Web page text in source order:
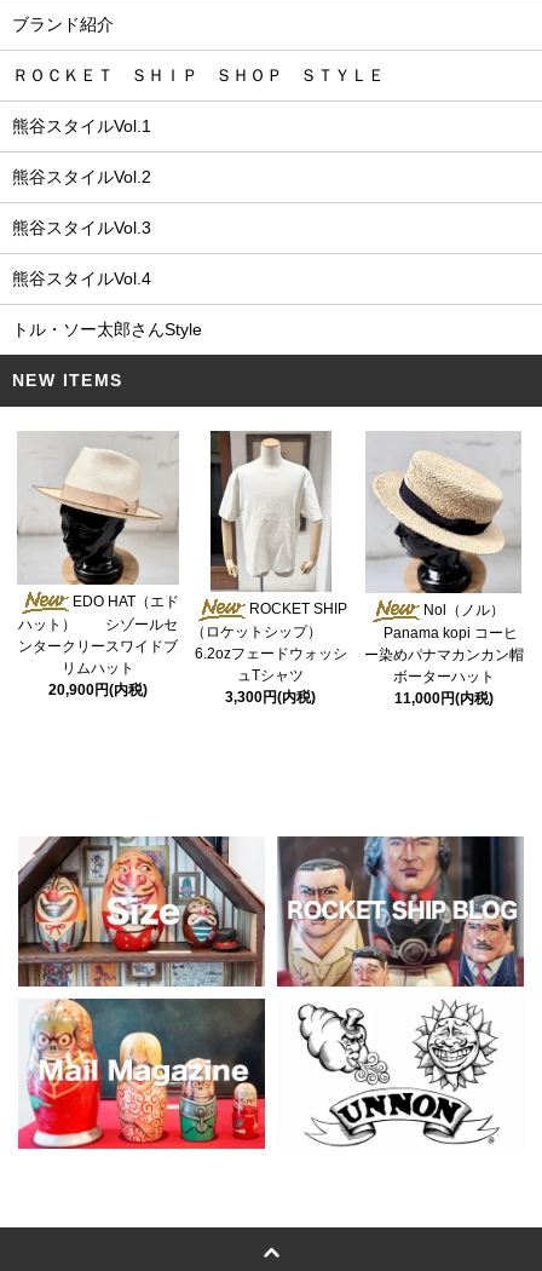
ブランド紹介
ＲＯＣＫＥＴ ＳＨＩＰ ＳＨＯＰ ＳＴＹＬＥ
熊谷スタイルVol.1
熊谷スタイルVol.2
熊谷スタイルVol.3
熊谷スタイルVol.4
トル・ソー太郎さんStyle
NEW ITEMS
EDO HAT（エド
ハット） シゾールセ
ンタークリースワイドブ
リムハット
20,900円(内税)
ROCKET SHIP
（ロケットシップ）
6.2ozフェードウォッシ
ュTシャツ
3,300円(内税)
Nol（ノル）
Panama kopi コーヒ
ー染めパナマカンカン帽
ボーターハット
11,000円(内税)